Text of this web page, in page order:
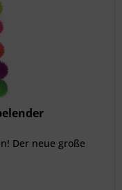
Der neue große